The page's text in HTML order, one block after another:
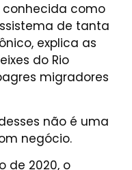
conhecida como
de tanta
explica as
do Rio
migradores
não é uma
negócio.
de 2020, o